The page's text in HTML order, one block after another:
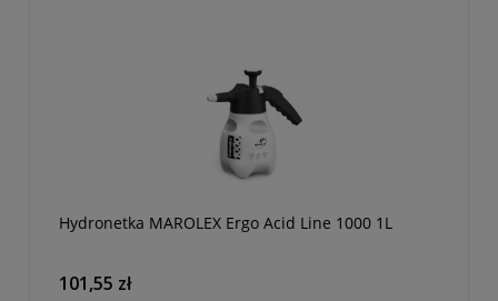
Hydronetka MAROLEX Ergo Acid Line 1000 1L
101,55 zł